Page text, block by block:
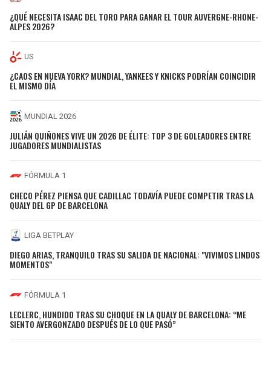
¿QUÉ NECESITA ISAAC DEL TORO PARA GANAR EL TOUR AUVERGNE-RHONE-
ALPES 2026?
US
¿CAOS EN NUEVA YORK? MUNDIAL, YANKEES Y KNICKS PODRÍAN COINCIDIR
EL MISMO DÍA
MUNDIAL 2026
JULIÁN QUIÑONES VIVE UN 2026 DE ÉLITE: TOP 3 DE GOLEADORES ENTRE
JUGADORES MUNDIALISTAS
FÓRMULA 1
CHECO PÉREZ PIENSA QUE CADILLAC TODAVÍA PUEDE COMPETIR TRAS LA
QUALY DEL GP DE BARCELONA
LIGA BETPLAY
DIEGO ARIAS, TRANQUILO TRAS SU SALIDA DE NACIONAL: "VIVIMOS LINDOS
MOMENTOS"
FÓRMULA 1
LECLERC, HUNDIDO TRAS SU CHOQUE EN LA QUALY DE BARCELONA: “ME
SIENTO AVERGONZADO DESPUÉS DE LO QUE PASÓ”